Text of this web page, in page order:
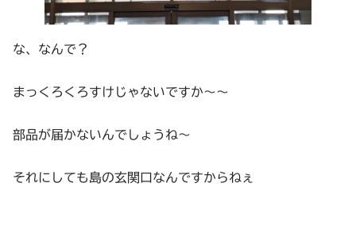
な、なんで？
まっくろくろすけじゃないですか～～
部品が届かないんでしょうね～
それにしても島の玄関口なんですからねぇ